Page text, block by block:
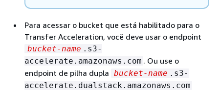
Para acessar o bucket que está habilitado para o
Transfer Acceleration, você deve usar o endpoint
bucket-name .s3-
accelerate.amazonaws.com . Ou use o
endpoint de pilha dupla bucket-name .s3-
accelerate.dualstack.amazonaws.com